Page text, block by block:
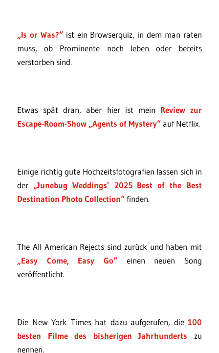
„Is or Was?“ist ein Browserquiz, in dem man raten
muss, ob Prominente noch leben oder bereits
verstorben sind.
Etwas spät dran, aber hier ist mein Review zur
Escape-Room-Show „Agents of Mystery“auf Netflix.
Einige richtig gute Hochzeitsfotografien lassen sich in
der „Junebug Weddings’ 2025 Best of the Best
Destination Photo Collection“finden.
The All American Rejects sind zurück und haben mit
„Easy Come, Easy Go“ einen neuen Song
veröffentlicht.
Die New York Times hat dazu aufgerufen, die 100
besten Filme des bisherigen Jahrhunderts zu
nennen.